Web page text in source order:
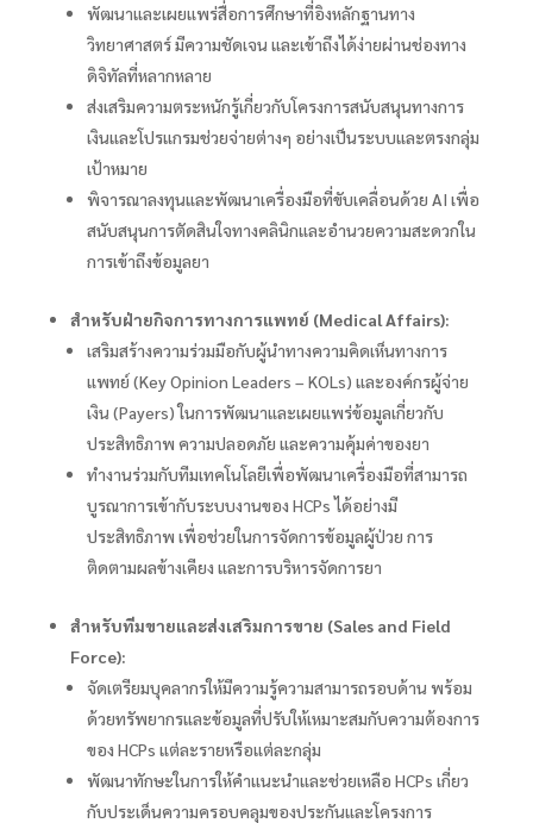
พัฒนาและเผยแพร่สื่อการศึกษาที่อิงหลักฐานทาง
วิทยาศาสตร์ มีความชัดเจน และเข้าถึงได้ง่ายผ่านช่องทาง
ดิจิทัลที่หลากหลาย
ส่งเสริมความตระหนักรู้เกี่ยวกับโครงการสนับสนุนทางการ
เงินและโปรแกรมช่วยจ่ายต่างๆ อย่างเป็นระบบและตรงกลุ่ม
เป้าหมาย
พิจารณาลงทุนและพัฒนาเครื่องมือที่ขับเคลื่อนด้วย AI เพื่อ
สนับสนุนการตัดสินใจทางคลินิกและอำนวยความสะดวกใน
การเข้าถึงข้อมูลยา
สำหรับฝ่ายกิจการทางการแพทย์ (Medical Affairs):
เสริมสร้างความร่วมมือกับผู้นำทางความคิดเห็นทางการ
แพทย์ (Key Opinion Leaders – KOLs) และองค์กรผู้จ่าย
เงิน (Payers) ในการพัฒนาและเผยแพร่ข้อมูลเกี่ยวกับ
ประสิทธิภาพ ความปลอดภัย และความคุ้มค่าของยา
ทำงานร่วมกับทีมเทคโนโลยีเพื่อพัฒนาเครื่องมือที่สามารถ
บูรณาการเข้ากับระบบงานของ HCPs ได้อย่างมี
ประสิทธิภาพ เพื่อช่วยในการจัดการข้อมูลผู้ป่วย การ
ติดตามผลข้างเคียง และการบริหารจัดการยา
สำหรับทีมขายและส่งเสริมการขาย (Sales and Field
Force):
จัดเตรียมบุคลากรให้มีความรู้ความสามารถรอบด้าน พร้อม
ด้วยทรัพยากรและข้อมูลที่ปรับให้เหมาะสมกับความต้องการ
ของ HCPs แต่ละรายหรือแต่ละกลุ่ม
พัฒนาทักษะในการให้คำแนะนำและช่วยเหลือ HCPs เกี่ยว
กับประเด็นความครอบคลุมของประกันและโครงการ